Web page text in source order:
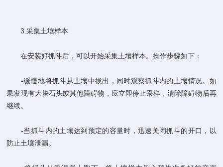
3.采集土壤样本
在安装好抓斗后，可以开始采集土壤样本。操作步骤如下：
-缓慢地将抓斗从土壤中拔出，同时观察抓斗内的土壤情况。如
果发现有大块石头或其他障碍物，应立即停止采样，清除障碍物后再
继续。
-当抓斗内的土壤达到预定的容量时，迅速关闭抓斗的开口，以
防止土壤泄漏。